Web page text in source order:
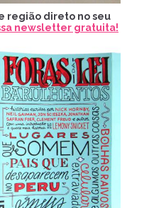
região direto no seu
newsletter gratuita!